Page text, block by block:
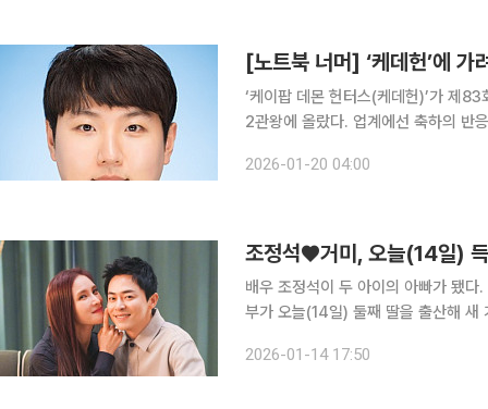
[노트북 너머] ‘케데헌’에 가
‘케이팝 데몬 헌터스(케데헌)’가 제
2관왕에 올랐다. 업계에선 축하의 반
2026-01-20 04:00
조정석♥거미, 오늘(14일)
배우 조정석이 두 아이의 아빠가 됐다. 14일 조정석의 소속사 잼 엔터테인먼트는 “조정석, 거미 부
부가 오늘(14일) 둘째 딸을 출산해 새
며 “아이가 많은 사랑과 축복 속에서
2026-01-14 17:50